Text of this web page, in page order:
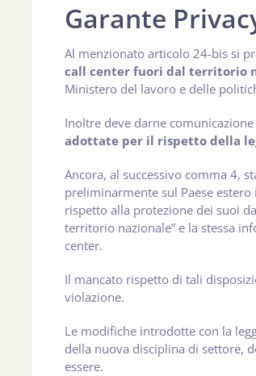
Garante
Al menzionato articolo 24-bis si
call center fuori dal territorio
Ministero del lavoro e delle
Inoltre deve darne
adottate per il rispetto della
Ancora, al successivo comma 4,
preliminarmente sul Paese
rispetto alla protezione dei suoi
territorio nazionale” e la stessa
center.
Il mancato rispetto di tali
violazione.
Le modifiche introdotte con la
della nuova disciplina di settore,
essere.